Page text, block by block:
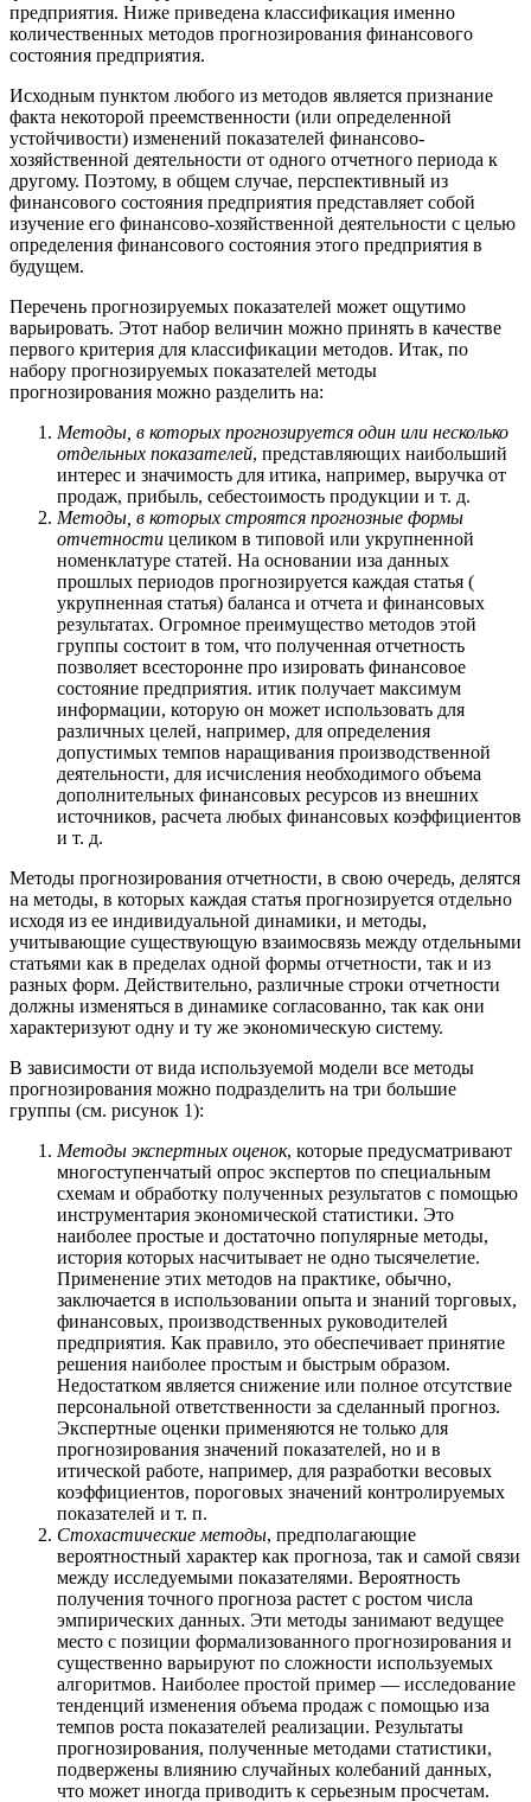
предприятия. Ниже приведена классификация именно
количественных методов прогнозирования финансового
состояния предприятия.
Исходным пунктом любого из методов является признание
факта некоторой преемственности (или определенной
устойчивости) изменений показателей финансово-
хозяйственной деятельности от одного отчетного периода к
другому. Поэтому, в общем случае, перспективный из
финансового состояния предприятия представляет собой
изучение его финансово-хозяйственной деятельности с целью
определения финансового состояния этого предприятия в
будущем.
Перечень прогнозируемых показателей может ощутимо
варьировать. Этот набор величин можно принять в качестве
первого критерия для классификации методов. Итак, по
набору прогнозируемых показателей методы
прогнозирования можно разделить на:
Методы, в которых прогнозируется один или несколько
отдельных показателей, представляющих наибольший
интерес и значимость для итика, например, выручка от
продаж, прибыль, себестоимость продукции и т. д.
Методы, в которых строятся прогнозные формы
отчетности целиком в типовой или укрупненной
номенклатуре статей. На основании иза данных
прошлых периодов прогнозируется каждая статья (
укрупненная статья) баланса и отчета и финансовых
результатах. Огромное преимущество методов этой
группы состоит в том, что полученная отчетность
позволяет всесторонне про изировать финансовое
состояние предприятия. итик получает максимум
информации, которую он может использовать для
различных целей, например, для определения
допустимых темпов наращивания производственной
деятельности, для исчисления необходимого объема
дополнительных финансовых ресурсов из внешних
источников, расчета любых финансовых коэффициентов
и т. д.
Методы прогнозирования отчетности, в свою очередь, делятся
на методы, в которых каждая статья прогнозируется отдельно
исходя из ее индивидуальной динамики, и методы,
учитывающие существующую взаимосвязь между отдельными
статьями как в пределах одной формы отчетности, так и из
разных форм. Действительно, различные строки отчетности
должны изменяться в динамике согласованно, так как они
характеризуют одну и ту же экономическую систему.
В зависимости от вида используемой модели все методы
прогнозирования можно подразделить на три большие
группы (см. рисунок 1):
Методы экспертных оценок, которые предусматривают
многоступенчатый опрос экспертов по специальным
схемам и обработку полученных результатов с помощью
инструментария экономической статистики. Это
наиболее простые и достаточно популярные методы,
история которых насчитывает не одно тысячелетие.
Применение этих методов на практике, обычно,
заключается в использовании опыта и знаний торговых,
финансовых, производственных руководителей
предприятия. Как правило, это обеспечивает принятие
решения наиболее простым и быстрым образом.
Недостатком является снижение или полное отсутствие
персональной ответственности за сделанный прогноз.
Экспертные оценки применяются не только для
прогнозирования значений показателей, но и в
итической работе, например, для разработки весовых
коэффициентов, пороговых значений контролируемых
показателей и т. п.
Стохастические методы, предполагающие
вероятностный характер как прогноза, так и самой связи
между исследуемыми показателями. Вероятность
получения точного прогноза растет с ростом числа
эмпирических данных. Эти методы занимают ведущее
место с позиции формализованного прогнозирования и
существенно варьируют по сложности используемых
алгоритмов. Наиболее простой пример — исследование
тенденций изменения объема продаж с помощью иза
темпов роста показателей реализации. Результаты
прогнозирования, полученные методами статистики,
подвержены влиянию случайных колебаний данных,
что может иногда приводить к серьезным просчетам.